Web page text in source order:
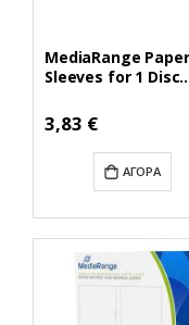
MediaRange Paper
Sleeves for 1 Disc
(MRBOX62)
3,83 €
ΑΓΟΡΆ